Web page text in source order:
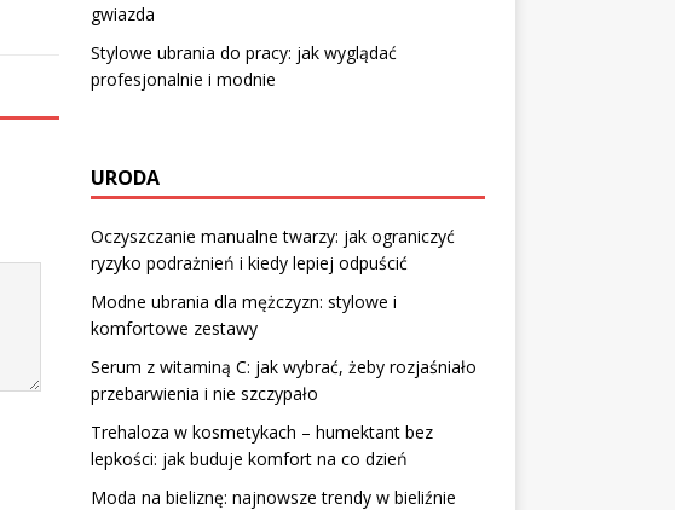
gwiazda
Stylowe ubrania do pracy: jak wyglądać
profesjonalnie i modnie
URODA
Oczyszczanie manualne twarzy: jak ograniczyć
ryzyko podrażnień i kiedy lepiej odpuścić
Modne ubrania dla mężczyzn: stylowe i
komfortowe zestawy
Serum z witaminą C: jak wybrać, żeby rozjaśniało
przebarwienia i nie szczypało
Trehaloza w kosmetykach – humektant bez
lepkości: jak buduje komfort na co dzień
Moda na bieliznę: najnowsze trendy w bieliźnie